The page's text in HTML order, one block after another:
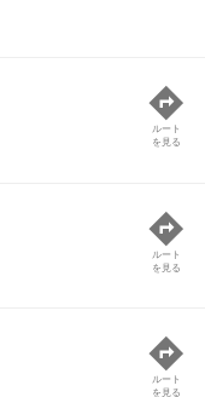
ルート
を見る
ルート
を見る
ルート
を見る